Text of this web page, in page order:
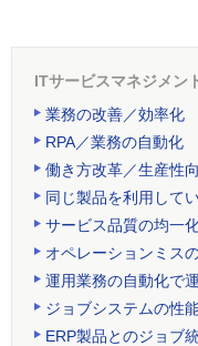
ITサービスマネジメン
業務の改善／効率化
RPA／業務の自動化
働き方改革／生産性
同じ製品を利用して
サービス品質の均一
オペレーションミス
運用業務の自動化で
ジョブシステムの性
ERP製品とのジョブ